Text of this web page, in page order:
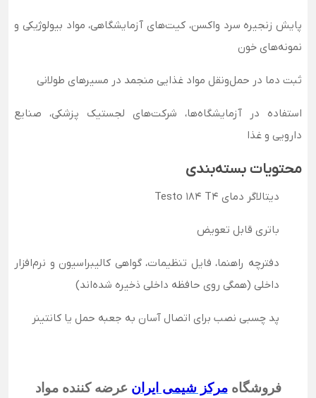
پایش زنجیره سرد واکسن، کیت‌های آزمایشگاهی، مواد بیولوژیکی و
نمونه‌های خون
ثبت دما در حمل‌ونقل مواد غذایی منجمد در مسیرهای طولانی
استفاده در آزمایشگاه‌ها، شرکت‌های لجستیک پزشکی، صنایع
دارویی و غذا
محتویات بسته‌بندی
دیتالاگر دمای Testo 184 T4
باتری قابل تعویض
دفترچه راهنما، فایل تنظیمات، گواهی کالیبراسیون و نرم‌افزار
داخلی (همگی روی حافظه داخلی ذخیره شده‌اند)
پد چسبی نصب برای اتصال آسان به جعبه حمل یا کانتینر
فروشگاه مرکز شیمی ایران عرضه کننده مواد